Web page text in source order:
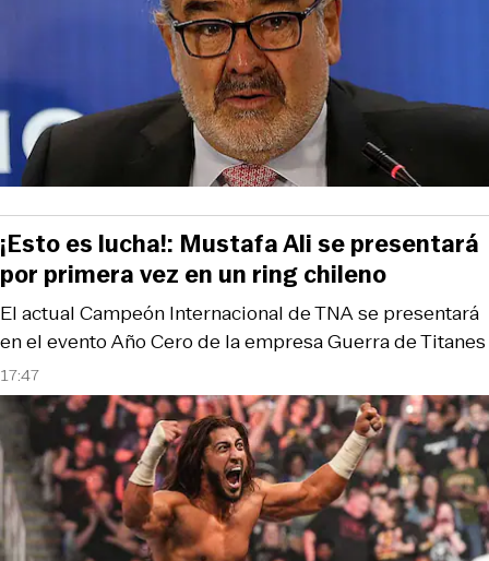
17:47
El actual Campeón Internacional de TNA se presentará
en el evento Año Cero de la empresa Guerra de Titanes
¡Esto es lucha!: Mustafa Ali se presentará
por primera vez en un ring chileno